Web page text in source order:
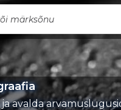
avalda